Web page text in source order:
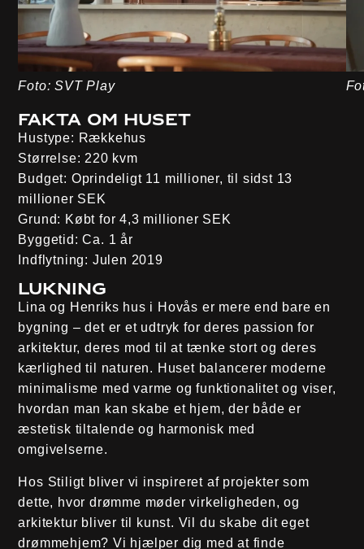
Foto: SVT Play
Fakta om huset
Hustype: Rækkehus
Størrelse: 220 kvm
Budget: Oprindeligt 11 millioner, til sidst 13
millioner SEK
Grund: Købt for 4,3 millioner SEK
Byggetid : Ca. 1 år
Indflytning: Julen 2019
Lukning
Lina og Henriks hus i Hovås er mere end bare en
bygning – det er et udtryk for deres passion for
arkitektur, deres mod til at tænke stort og deres
kærlighed til naturen. Huset balancerer moderne
minimalisme med varme og funktionalitet og viser,
hvordan man kan skabe et hjem, der både er
æstetisk tiltalende og harmonisk med
omgivelserne.
Hos Stiligt bliver vi inspireret af projekter som
dette, hvor drømme møder virkeligheden, og
arkitektur bliver til kunst. Vil du skabe dit eget
drømmehjem? Vi hjælper dig med at finde